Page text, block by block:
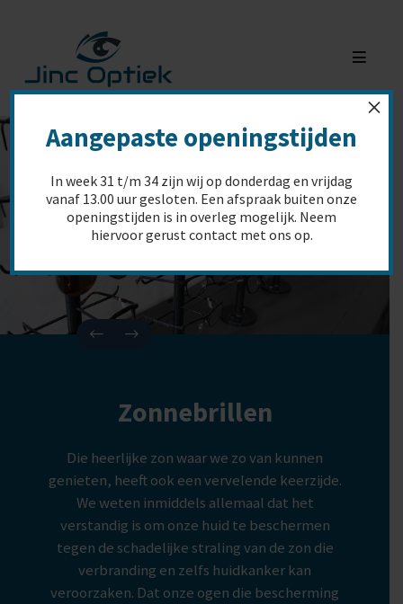
Zonnebrillen
Die heerlijke zon waar we zo van kunnen
genieten, heeft ook een vervelende keerzijde.
We weten inmiddels allemaal dat het
verstandig is om onze huid te beschermen
tegen de schadelijke straling van de zon die
verbranding en zelfs huidkanker kan
veroorzaken. Dat onze ogen die bescherming
Aangepaste openingstijden
In week31 t/m 34 zijn wij op donderdag en vrijdag
vanaf 13.00 uur gesloten. Een afspraak buiten onze
openingstijden is in overleg mogelijk. Neem
hiervoor gerust contact met ons op.
×